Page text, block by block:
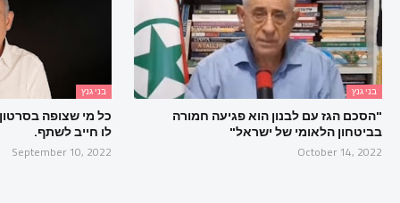
בני גנץ
"הסכם הגז עם לבנון הוא פגיעה חמורה
בביטחון הלאומי של ישראל"
October 14, 2022
בני גנץ
כל מי שצופה
לו חייב לשתף.
September 10, 2022